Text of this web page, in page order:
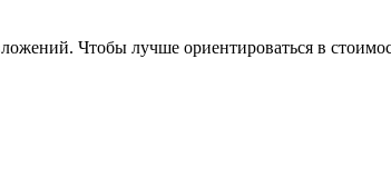
Чтобы лучше ориентироваться в